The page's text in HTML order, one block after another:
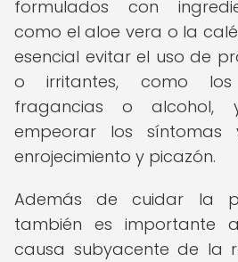
formulados con
como el aloe vera o la
esencial evitar el uso de
o irritantes, como los
fragancias o alcohol,
empeorar los
enrojecimiento y picazón.
Además de cuidar la
también es importante
causa subyacente de la